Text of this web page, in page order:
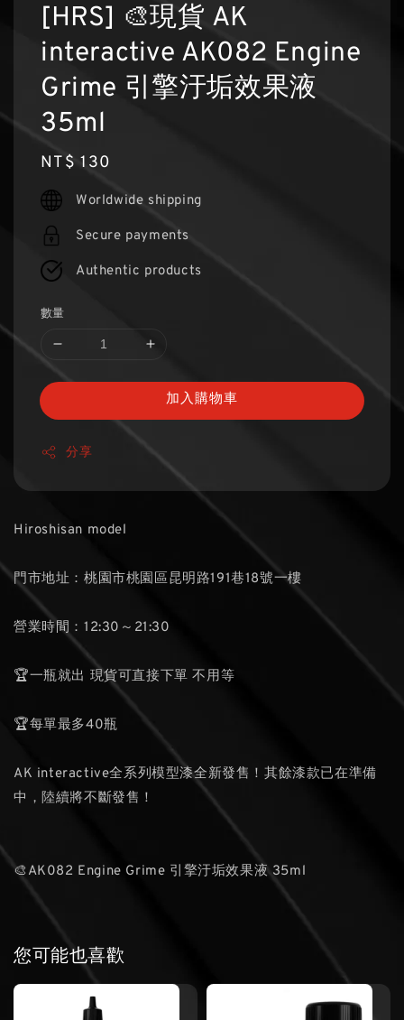
[HRS] 🎨現貨 AK
interactive AK082 Engine
Grime 引擎汙垢效果液
35ml
Regular
price
NT$ 130
Worldwide shipping
Secure payments
Authentic products
數量
加入購物車
分享
Hiroshisan model
門市地址：桃園市桃園區昆明路191巷18號一樓
營業時間：12:30～21:30
🏆一瓶就出 現貨可直接下單 不用等
🏆每單最多40瓶
AK interactive全系列模型漆全新發售！其餘漆款已在準備
中，陸續將不斷發售！
🎨AK082 Engine Grime 引擎汙垢效果液 35ml
您可能也喜歡